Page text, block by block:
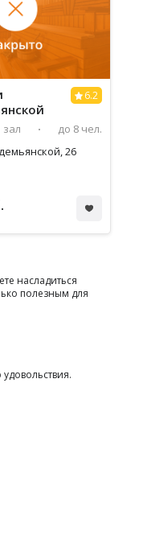
6.2
зал
до 8 чел.
26
насладиться
полезным для